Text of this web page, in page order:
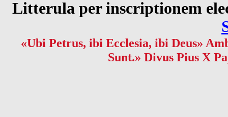
Litterula per inscriptionem
«Ubi Petrus, ibi Ecclesia, ibi Deus»
Sunt.» Divus Pius X